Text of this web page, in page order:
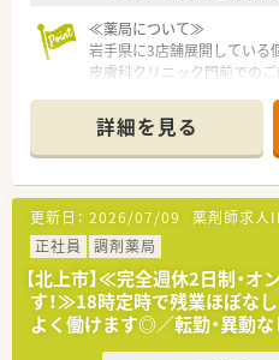
≪薬局について≫
岩手県に3店舗展開している
皮膚科クリニック門前での
詳細を見る
更新日： 2026/07/09 薬剤師求人
正社員
調剤薬局
【北上市】≪完全週休2日制・
す！≫18時定時で残業ほぼな
よく働けます◎／転勤・異動